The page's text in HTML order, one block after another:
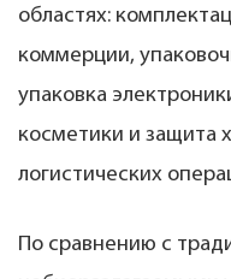
областях:
коммерции,
упаковка
косметики и защита
логистических
По сравнению с